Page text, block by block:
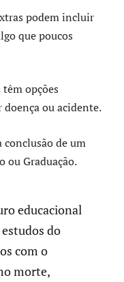
podem incluir
que poucos
opções
doença ou acidente.
conclusão de um
ou Graduação.
educacional
do
com o
morte,